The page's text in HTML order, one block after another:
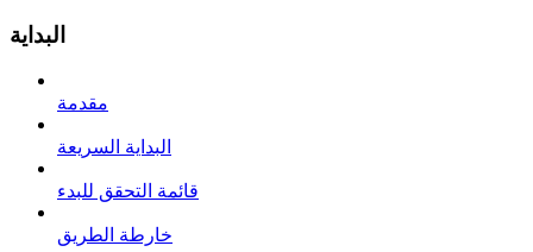
البداية
مقدمة
البداية السريعة
قائمة التحقق للبدء
خارطة الطريق